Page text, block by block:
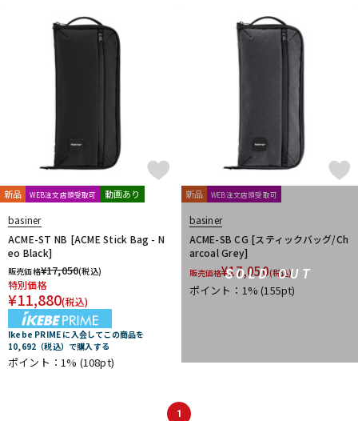
新品 WEB注文店頭受取可 動画あり
basiner
ACME-ST NB [ACME Stick Bag - N
eo Black]
販売価格¥17,050(税込)
特別価格
¥11,880(税込)
Ikebe PRIME に入会してこの商品を
10,692（税込）で購入する
ポイント：1% (108pt)
SOLD OUT
新品 WEB注文店頭受取可
basiner
ACME-SB CG [スティックバッグ/Ch
arcoal Grey]
販売価格¥17,050(税込)
ポイント：1%(155pt)
1